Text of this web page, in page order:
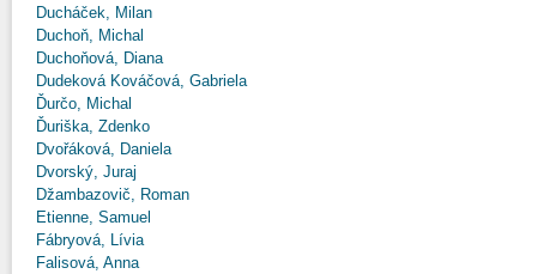
Ducháček, Milan
Duchoň, Michal
Duchoňová, Diana
Dudeková Kováčová, Gabriela
Ďurčo, Michal
Ďuriška, Zdenko
Dvořáková, Daniela
Dvorský, Juraj
Džambazovič, Roman
Etienne, Samuel
Fábryová, Lívia
Falisová, Anna